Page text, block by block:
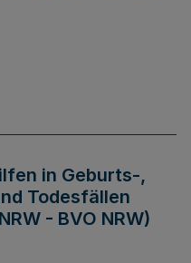
in Geburts-,
Todesfällen
- BVO NRW)